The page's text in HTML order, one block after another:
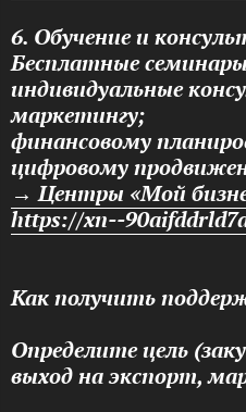
6. Обучение и
Бесплатные
индивидуальные
маркетингу;
финансовому
цифровому
→ Центры «Мой
https://xn--
Как получить
Определите цель
выход на экспорт,